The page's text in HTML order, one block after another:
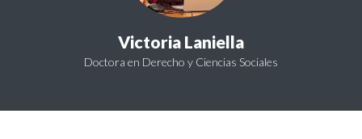
Victoria Laniella
Doctora en Derecho y Ciencias Sociales